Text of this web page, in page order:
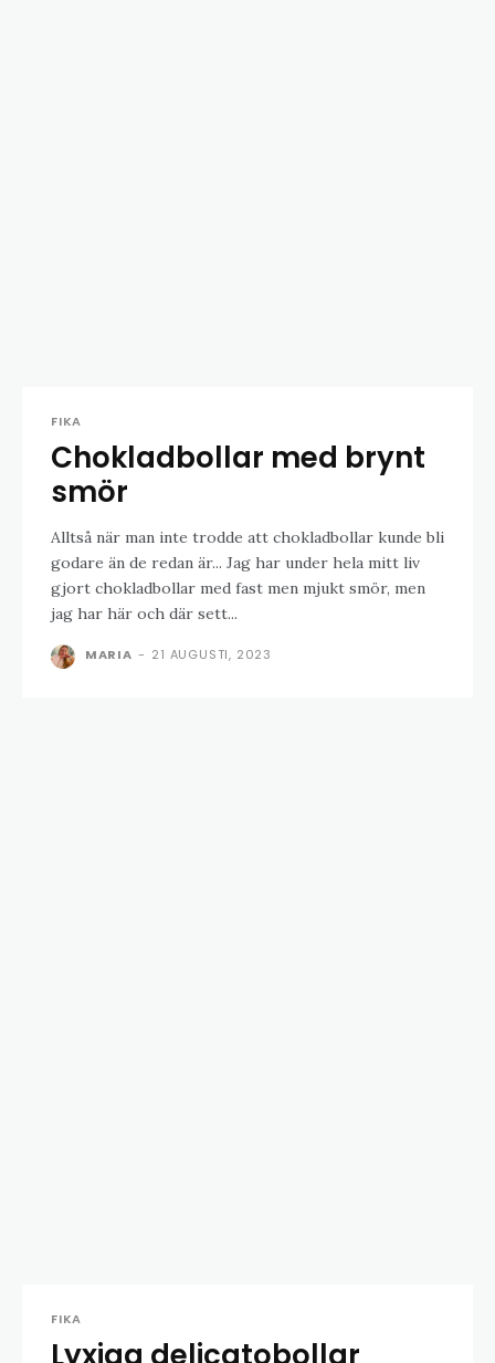
FIKA
Chokladbollar med brynt
smör
Alltså när man inte trodde att chokladbollar kunde bli
godare än de redan är... Jag har under hela mitt liv
gjort chokladbollar med fast men mjukt smör, men
jag har här och där sett...
MARIA - 21 AUGUSTI, 2023
FIKA
Lyxiga delicatobollar